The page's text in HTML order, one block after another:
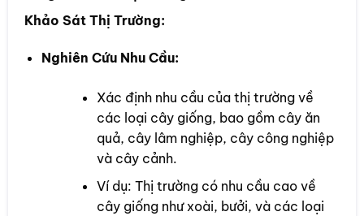
Khảo Sát Thị Trường:
Nghiên Cứu Nhu Cầu:
Xác định nhu cầu của thị trường về
các loại cây giống, bao gồm cây ăn
quả, cây lâm nghiệp, cây công nghiệp
và cây cảnh.
Ví dụ: Thị trường có nhu cầu cao về
cây giống như xoài, bưởi, và các loại